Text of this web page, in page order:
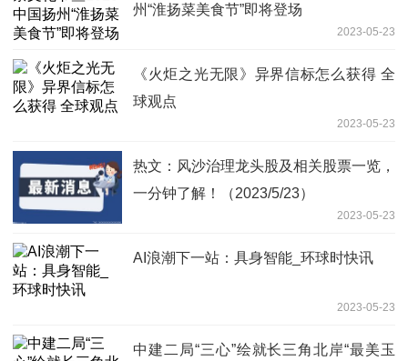
州“淮扬菜美食节”即将登场
2023-05-23
《火炬之光无限》异界信标怎么获得 全
球观点
2023-05-23
热文：风沙治理龙头股及相关股票一览，
一分钟了解！（2023/5/23）
2023-05-23
AI浪潮下一站：具身智能_环球时快讯
2023-05-23
中建二局“三心”绘就长三角北岸“最美玉